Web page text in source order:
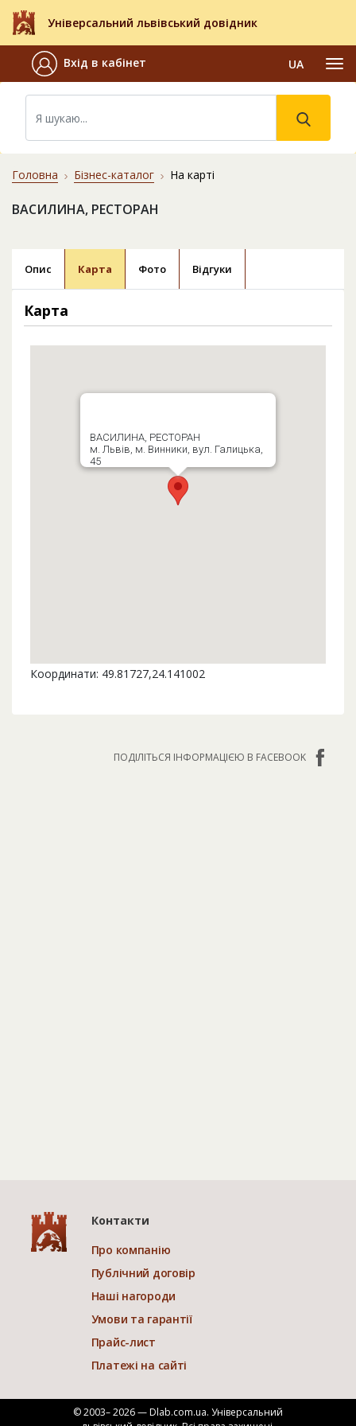
Універсальний львівський довідник
Вхід в кабінет UA
Головна Бізнес-каталог На карті
ВАСИЛИНА, РЕСТОРАН
Опис Карта Фото Відгуки
Карта
ВАСИЛИНА, РЕСТОРАН
м. Львів, м. Винники, вул. Галицька,
45
Координати: 49.81727,24.141002
ПОДІЛІТЬСЯ ІНФОРМАЦІЄЮ В FACEBOOK
Контакти
Про компанію
Публічний договір
Наші нагороди
Умови та гарантії
Прайс-лист
Платежі на сайті
© 2003– 2026 — Dlab.com.ua. Універсальний